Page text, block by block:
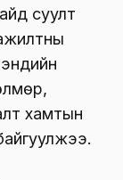
суулт
хамтын